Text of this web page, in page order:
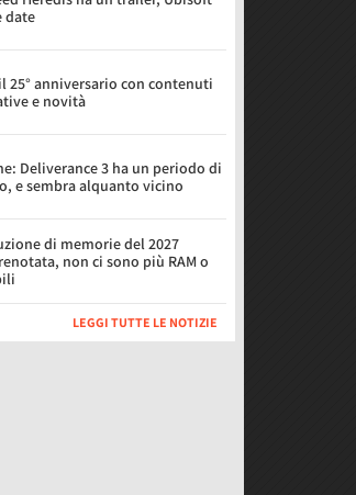
date
25° anniversario con contenuti
e novità
Deliverance 3 ha un periodo di
e sembra alquanto vicino
di memorie del 2027
non ci sono più RAM o
LEGGI TUTTE LE NOTIZIE